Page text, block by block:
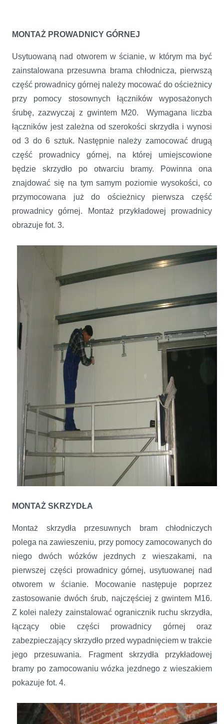
MONTAŻ PROWADNICY GÓRNEJ
Usytuowaną nad otworem w ścianie, w którym ma być
zainstalowana przesuwna brama chłodnicza, pierwszą
część prowadnicy górnej należy mocować do ościeżnicy
przy pomocy stosownych łączników wyposażonych
śrubę, zazwyczaj z gwintem M20. Wymagana liczba
łączników jest zależna od szerokości skrzydła i wynosi
od 3 do 6 sztuk. Następnie należy zamocować drugą
część prowadnicy górnej, na której umiejscowione
będzie skrzydło po otwarciu bramy. Powinna ona
znajdować się na tym samym poziomie wysokości, co
przymocowana już do ościeżnicy pierwsza część
prowadnicy górnej. Montaż przykładowej prowadnicy
obrazuje fot. 3.
MONTAŻ SKRZYDŁA
Montaż skrzydła przesuwnych bram chłodniczych
polega na zawieszeniu, przy pomocy zamocowanych do
niego dwóch wózków jezdnych z wieszakami, na
pierwszej części prowadnicy górnej, usytuowanej nad
otworem w ścianie. Mocowanie następuje poprzez
zastosowanie dwóch śrub, najczęściej z gwintem M16.
Z kolei należy zainstalować ogranicznik ruchu skrzydła,
łączący obie części prowadnicy górnej oraz
zabezpieczający skrzydło przed wypadnięciem w trakcie
jego przesuwania. Fragment skrzydła przykładowej
bramy po zamocowaniu wózka jezdnego z wieszakiem
pokazuje fot. 4.